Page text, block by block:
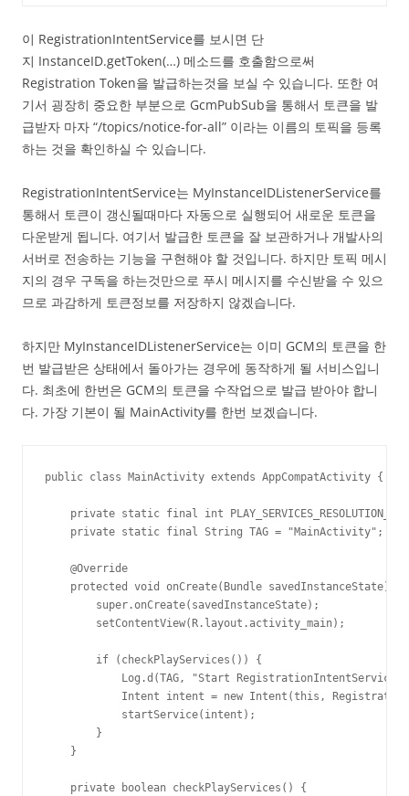
이 RegistrationIntentService를 보시면 단
지 InstanceID.getToken(…) 메소드를 호출함으로써
Registration Token을 발급하는것을 보실 수 있습니다. 또한 여
기서 굉장히 중요한 부분으로 GcmPubSub을 통해서 토큰을 발
급받자 마자 “/topics/notice-for-all” 이라는 이름의 토픽을 등록
하는 것을 확인하실 수 있습니다.
RegistrationIntentService는 MyInstanceIDListenerService를
통해서 토큰이 갱신될때마다 자동으로 실행되어 새로운 토큰을
다운받게 됩니다. 여기서 발급한 토큰을 잘 보관하거나 개발사의
서버로 전송하는 기능을 구현해야 할 것입니다. 하지만 토픽 메시
지의 경우 구독을 하는것만으로 푸시 메시지를 수신받을 수 있으
므로 과감하게 토큰정보를 저장하지 않겠습니다.
하지만 MyInstanceIDListenerService는 이미 GCM의 토큰을 한
번 발급받은 상태에서 돌아가는 경우에 동작하게 될 서비스입니
다. 최초에 한번은 GCM의 토큰을 수작업으로 발급 받아야 합니
다. 가장 기본이 될 MainActivity를 한번 보겠습니다.
public class MainActivity extends AppCompatActivity {
private static final int
    private static final String TAG = "MainActivity";
    @Override
    protected void onCreate(Bundle savedInstanceState) {
        super.onCreate(savedInstanceState);
        setContentView(R.layout.activity_main);
        if (checkPlayServices()) {
Log.d(TAG, "Start
Intent intent = new Intent(this,
            startService(intent);
        }
    }
    private boolean checkPlayServices() {